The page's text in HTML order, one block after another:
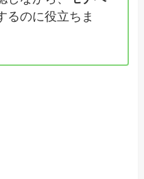
るのに役立ちま